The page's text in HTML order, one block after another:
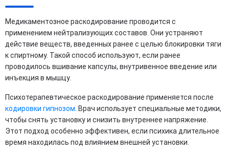
Медикаментозное раскодирование проводится с
применением нейтрализующих составов. Они устраняют
действие веществ, введенных ранее с целью блокировки тяги
к спиртному. Такой способ используют, если ранее
проводилось вшивание капсулы, внутривенное введение или
инъекция в мышцу.
Психотерапевтическое раскодирование применяется после
кодировки гипнозом . Врач использует специальные методики,
чтобы снять установку и снизить внутреннее напряжение.
Этот подход особенно эффективен, если психика длительное
время находилась под влиянием внешней установки.